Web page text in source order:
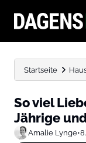
Startseite
So viel
Jährige
Amalie Lynge•